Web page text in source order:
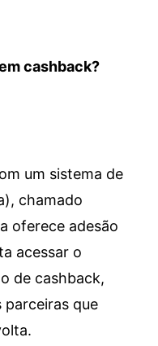
cashback?
um sistema de
chamado
oferece adesão
acessar o
de cashback,
parceiras que